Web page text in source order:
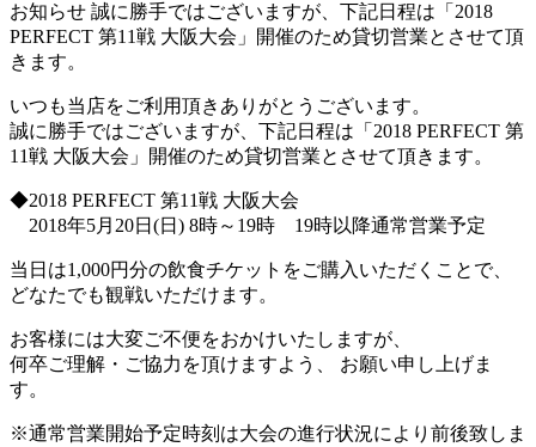
お知らせ 誠に勝手ではございますが、下記日程は「2018
PERFECT 第11戦 大阪大会」開催のため貸切営業とさせて頂
きます。
いつも当店をご利用頂きありがとうございます。
誠に勝手ではございますが、下記日程は「2018 PERFECT 第
11戦 大阪大会」開催のため貸切営業とさせて頂きます。
◆2018 PERFECT 第11戦 大阪大会
2018年5月20日(日) 8時～19時 19時以降通常営業予定
当日は1,000円分の飲食チケットをご購入いただくことで、
どなたでも観戦いただけます。
お客様には大変ご不便をおかけいたしますが、
何卒ご理解・ご協力を頂けますよう、 お願い申し上げま
す。
※通常営業開始予定時刻は大会の進行状況により前後致しま